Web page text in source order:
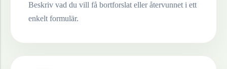
Beskriv vad du vill få bortforslat eller återvunnet i ett
enkelt formulär.